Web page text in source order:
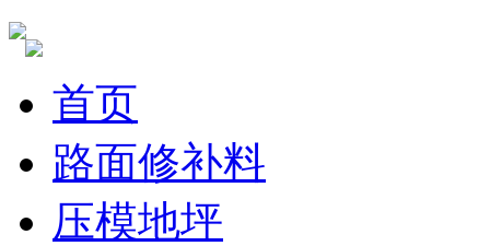
首页
路面修补料
压模地坪